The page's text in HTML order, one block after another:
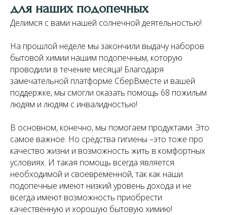
для наших подопечных
Делимся с вами нашей солнечной деятельностью!
На прошлой неделе мы закончили выдачу наборов
бытовой химии нашим подопечным, которую
проводили в течение месяца! Благодаря
замечательной платформе СберВместе и вашей
поддержке, мы смогли оказать помощь 68 пожилым
людям и людям с инвалидностью!
В основном, конечно, мы помогаем продуктами. Это
самое важное. Но средства гигиены –это тоже про
качество жизни и возможность жить в комфортных
условиях. И такая помощь всегда является
необходимой и своевременной, так как наши
подопечные имеют низкий уровень дохода и не
всегда имеют возможность приобрести
качественную и хорошую бытовую химию!